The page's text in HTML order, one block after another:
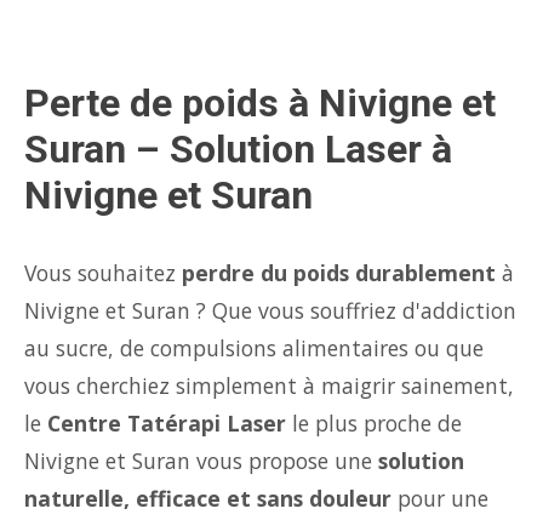
Perte de poids à Nivigne et
Suran – Solution Laser à
Nivigne et Suran
Vous souhaitez perdre du poids durablement à
Nivigne et Suran ? Que vous souffriez d'addiction
au sucre, de compulsions alimentaires ou que
vous cherchiez simplement à maigrir sainement,
le Centre Tatérapi Laser le plus proche de
Nivigne et Suran vous propose une solution
naturelle, efficace et sans douleur pour une